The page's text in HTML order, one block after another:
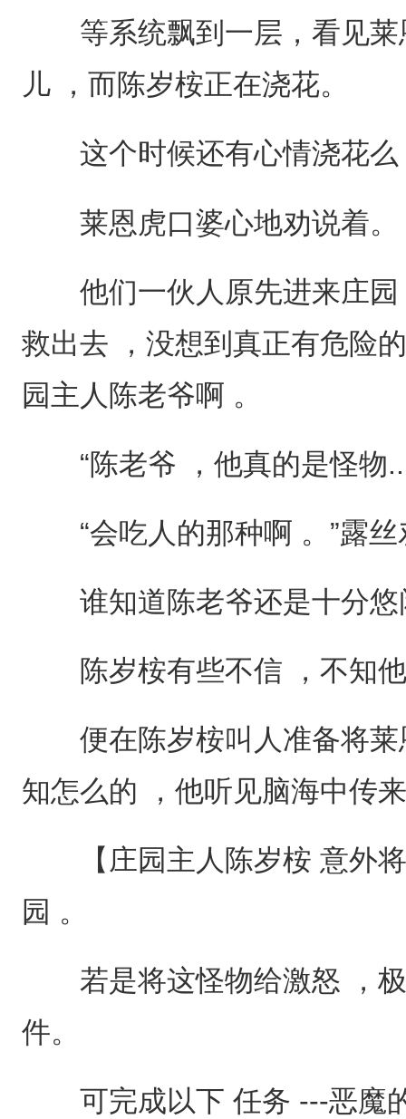
等系统飘到一层，看见莱
儿 ，而陈岁桉正在浇花。
这个时候还有心情浇花么
莱恩虎口婆心地劝说着。
他们一伙人原先进来庄园
救出去 ，没想到真正有危险
园主人陈老爷啊 。
“陈老爷 ，他真的是怪物
“会吃人的那种啊 。”露丝
谁知道陈老爷还是十分悠
陈岁桉有些不信 ，不知他
便在陈岁桉叫人准备将莱
知怎么的 ，他听见脑海中传
【庄园主人陈岁桉 意外将
园 。
若是将这怪物给激怒 ，极
件。
可完成以下 任务 ---恶魔